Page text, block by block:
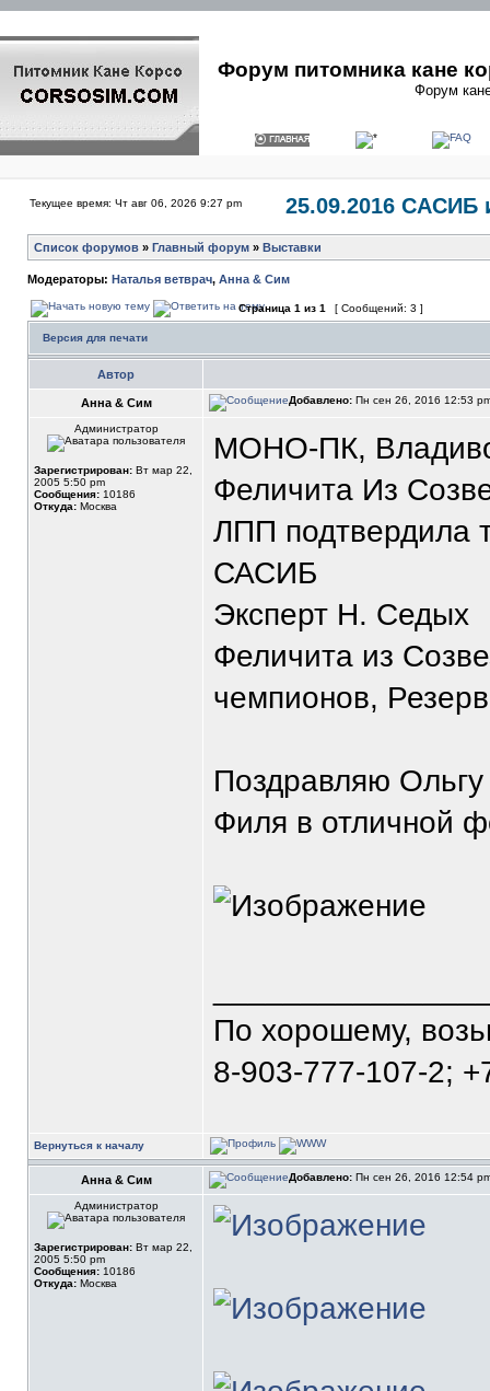
Форум питомника кане
Форум
Текущее время: Чт авг 06, 2026 9:27 pm 25.09.2016 САСИБ
Список форумов » Главный форум » Выставки
Модераторы: Наталья ветврач, Анна & Сим
Страница 1 из 1 [ Сообщений: 3 ]
Версия для печати
Автор
Анна & Сим Добавлено: Пн сен 26, 2016 12:53
Администратор
Зарегистрирован: Вт мар 22,
2005 5:50 pm
Сообщения: 10186
Откуда: Москва
МОНО-ПК,
Феличита Из
ЛПП подтвердила
САСИБ
Эксперт Н. Седых
Феличита из
чемпионов,
Поздравляю
Филя в отличной
По хорошему,
8-903-777-107-2;
Вернуться к началу
Анна & Сим Добавлено: Пн сен 26, 2016 12:54
Администратор
Зарегистрирован: Вт мар 22,
2005 5:50 pm
Сообщения: 10186
Откуда: Москва